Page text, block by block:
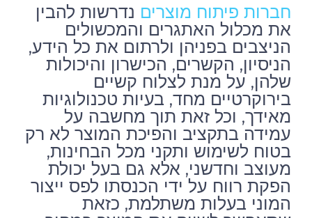
חברות פיתוח מוצרים נדרשות להבין
את מכלול האתגרים והמכשולים
הניצבים בפניהן ולרתום את כל הידע,
הניסיון, הקשרים, הכישרון והיכולות
שלהן, על מנת לצלוח קשיים
בירוקרטיים מחד, בעיות טכנולוגיות
מאידך, וכל זאת תוך מחשבה על
עמידה בתקציב והפיכת המוצר לא רק
בטוח לשימוש ותקני מכל הבחינות,
מעוצב וחדשני, אלא גם בעל יכולת
הפקת רווח על ידי הכנסתו לפס ייצור
המוני בעלות משתלמת, כזאת